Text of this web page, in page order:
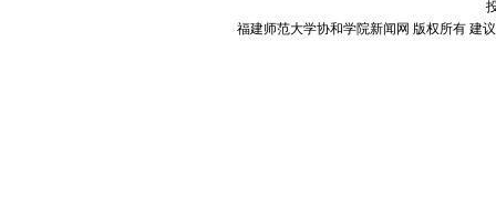
福建师范大学协和学院新闻网 版权所有 建